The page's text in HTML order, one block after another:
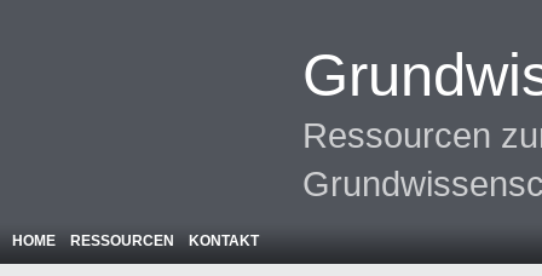
Ressourcen
HOME RESSOURCEN KONTAKT